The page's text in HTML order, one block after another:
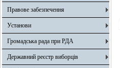
Правове забезпечення
Установи
Громадська рада при РДА
Державний реєстр виборців